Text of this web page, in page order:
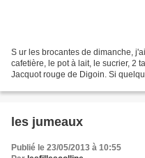
S ur les brocantes de dimanche,
cafetière, le pot à lait, le sucrier, 2
Jacquot rouge de Digoin. Si
les jumeaux
Publié le 23/05/2013 à 10:55